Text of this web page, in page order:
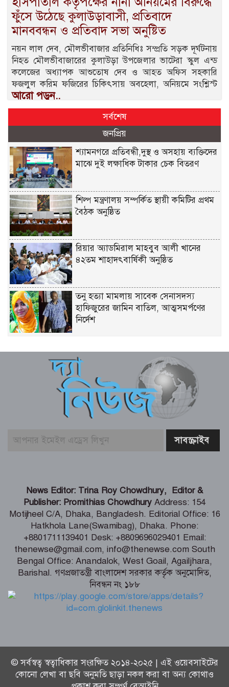
ফুঁসে উঠেছে কুলাউড়াবাসী, প্রতিবাদে
মানববন্ধন ও প্রতিবাদ সভা অনুষ্টিত
নয়ন লাল দেব, মৌলভীবাজার প্রতিনিধিঃ সম্প্রতি সড়ক দূর্ঘটনায়
নিহত মৌলভীবাজারের কুলাউড়া উপজেলার ভাটেরা স্কুল এন্ড
কলেজের অধ্যাপক আশুতোষ দেব ও আহত অফিস সহকারি
ফজলুল করিম ফজিরের চিকিৎসায় অবহেলা, অনিয়মে সংশ্লিস্ট
আরো পড়ুন..
সর্বশেষ
জনপ্রিয়
শ্যামনগরে প্রতিবন্ধী,দুস্থ ও অসহায় ব্যক্তিদের
মাঝে দুই লক্ষাধিক টাকার চেক বিতরণ
শিল্প মন্ত্রণালয় সম্পর্কিত স্থায়ী কমিটির প্রথম
বৈঠক অনুষ্ঠিত
রিয়ার অ্যাডমিরাল মাহবুব আলী খানের
৪২তম শাহাদৎবার্ষিকী অনুষ্ঠিত
তনু হত্যা মামলায় সাবেক সেনাসদস্য
হাফিজুরের জামিন বাতিল, আত্মসমর্পণের
নির্দেশ
যুবকের মৃত্যু
পাইকগাছায় ছাত্র ও দরিদ্র মানুষের মাঝে
সাইকেল, সেলাই মেশিন ও ভ্যান বিতরণ
মার্কিন প্রশান্ত মহাসাগরীয় নৌবহর
কমান্ডারের বাংলাদেশ সফর শেষ
ভারতীয় হাইক‌মিশনা‌রের স‌ঙ্গে আইএবিডির
প্রতি‌নি‌ধিদ‌লের সাক্ষাৎ
গ্যাস-বিদ্যুৎ সংকটের জবাব চেয়ে
প্রধানমন্ত্রীর কাছে স্মারকলিপি ১১ দলের
পররাষ্ট্রমন্ত্রীর কা‌ছে ইউএনডিপির আবাসিক
প্রতিনিধির পরিচয়পত্র পেশ
News Editor: Trina Roy Chowdhury, Editor &
Publisher: Promithias Chowdhury Address: 154
Motijheel C/A, Dhaka, Bangladesh. Editorial Office: 16
Hatkhola Lane(Swamibag), Dhaka. Phone:
+8801711139401 Desk: +8809696029401 Email:
thenewse@gmail.com, info@thenewse.com South
Bengal Office: Anandalok, West Goail, Agailjhara,
Barishal. গণপ্রজাতন্ত্রী বাংলাদেশ সরকার কর্তৃক অনুমোদিত,
নিবন্ধন নং ১৮৮
© সর্বস্বত্ব স্বত্বাধিকার সংরক্ষিত ২০১৪-২০২৫ | এই ওয়েবসাইটের
কোনো লেখা বা ছবি অনুমতি ছাড়া নকল করা বা অন্য কোথাও